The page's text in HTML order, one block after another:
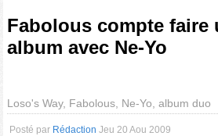
Fabolous compte faire
album avec Ne-Yo
Loso's Way, Fabolous, Ne-Yo, album duo
Posté par Rédaction Jeu 20 Aou 2009